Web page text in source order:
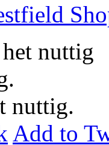
nuttig
nuttig.
Add to